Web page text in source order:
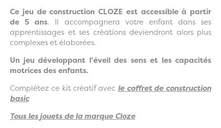
Ce jeu de construction CLOZE est accessible à partir
de 5 ans. Il accompagnera votre enfant dans ses
apprentissages et ses créations deviendront alors plus
complexes et élaborées.
Un jeu développant l'éveil des sens et les capacités
motrices des enfants.
Complétez ce kit créatif avec le coffret de construction
basic
Tous les jouets de la marque Cloze